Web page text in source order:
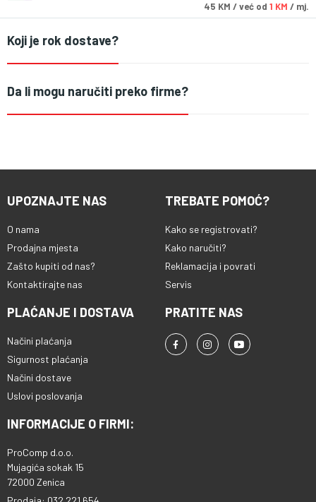
45 KM / već od 1 KM / mj.
Koji je rok dostave?
Da li mogu naručiti preko firme?
UPOZNAJTE NAS
O nama
Prodajna mjesta
Zašto kupiti od nas?
Kontaktirajte nas
TREBATE POMOĆ?
Kako se registrovati?
Kako naručiti?
Reklamacija i povrati
Servis
PLAĆANJE I DOSTAVA
Načini plaćanja
Sigurnost plaćanja
Načini dostave
Uslovi poslovanja
PRATITE NAS
INFORMACIJE O FIRMI:
ProComp d.o.o.
Mujagića sokak 15
72000 Zenica